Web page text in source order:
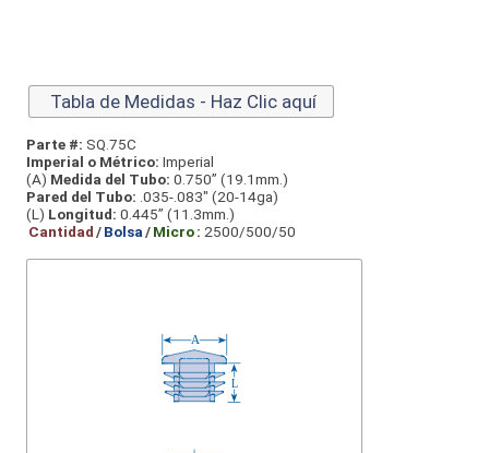
Tabla de Medidas - Haz Clic aquí
Parte #: SQ.75C
Imperial o Métrico: Imperial
(A) Medida del Tubo: 0.750” (19.1mm.)
Pared del Tubo: .035-.083" (20-14ga)
(L) Longitud: 0.445” (11.3mm.)
Cantidad/Bolsa/Micro: 2500/500/50